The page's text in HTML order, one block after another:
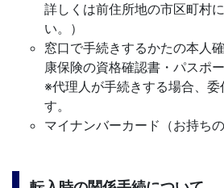
詳しくは前住所地の市区町村
い。）
窓口で手続きするかたの本人
康保険の資格確認書・パスポー
※代理人が手続きする場合、委
す。
マイナンバーカード（お持ちの